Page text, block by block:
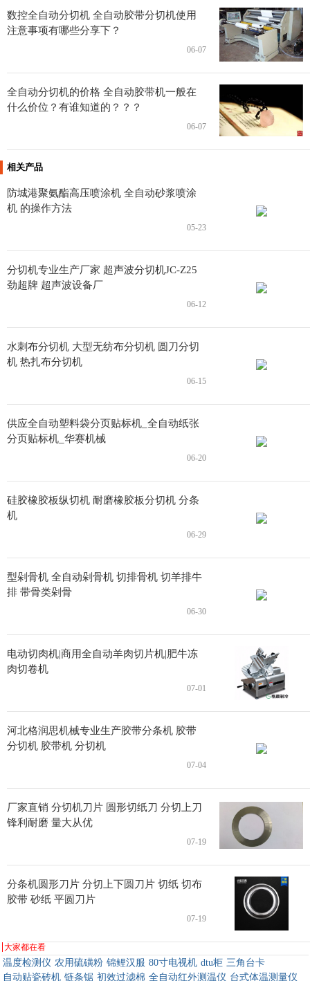
数控全自动分切机 全自动胶带分切机使用
注意事项有哪些分享下？
06-07
全自动分切机的价格 全自动胶带机一般在
什么价位？有谁知道的？？？
06-07
相关产品
防城港聚氨酯高压喷涂机 全自动砂浆喷涂
机 的操作方法
05-23
分切机专业生产厂家 超声波分切机JC-Z25
劲超牌 超声波设备厂
06-12
水刺布分切机 大型无纺布分切机 圆刀分切
机 热扎布分切机
06-15
供应全自动塑料袋分页贴标机_全自动纸张
分页贴标机_华赛机械
06-20
硅胶橡胶板纵切机 耐磨橡胶板分切机 分条
机
06-29
型剁骨机 全自动剁骨机 切排骨机 切羊排牛
排 带骨类剁骨
06-30
电动切肉机|商用全自动羊肉切片机|肥牛冻
肉切卷机
07-01
河北格润思机械专业生产胶带分条机 胶带
分切机 胶带机 分切机
07-04
厂家直销 分切机刀片 圆形切纸刀 分切上刀
锋利耐磨 量大从优
07-19
分条机圆形刀片 分切上下圆刀片 切纸 切布
胶带 砂纸 平圆刀片
07-19
大家都在看
温度检测仪 农用硫磺粉 锦鲤汉服 80寸电视机 dtu柜 三角台卡
自动贴瓷砖机 链条锯 初效过滤棉 全自动红外测温仪 台式体温测量仪